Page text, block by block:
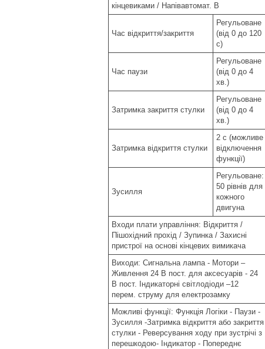
кінцевиками / Напівавтомат. B
Час відкриття/закриття
Регульоване
(від 0 до 120
с)
Час паузи
Регульоване
(від 0 до 4
хв.)
Затримка закриття стулки
Регульоване
(від 0 до 4
хв.)
Затримка відкриття стулки
2 с (можливе
відключення
функції)
Зусилля
Регульоване:
50 рівнів для
кожного
двигуна
Входи плати управління: Відкриття /
Пішохідний прохід / Зупинка / Захисні
пристрої на основі кінцевих вимикача
Виходи: Сигнальна лампа - Мотори –
Живлення 24 В пост. для аксесуарів - 24
В пост. Індикаторні світлодіоди –12
перем. струму для електрозамку
Можливі функції: Функція Логіки - Паузи -
Зусилля -Затримка відкриття або закриття
стулки - Реверсування ходу при зустрічі з
перешкодою- Індикатор - Попереднє